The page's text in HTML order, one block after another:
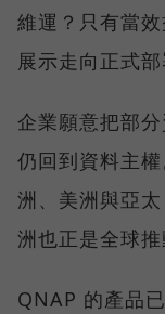
維運？只有當
展示走向正式部
企業願意把部
仍回到資料主
洲、美洲與亞
洲也正是全球推
QNAP 的產品